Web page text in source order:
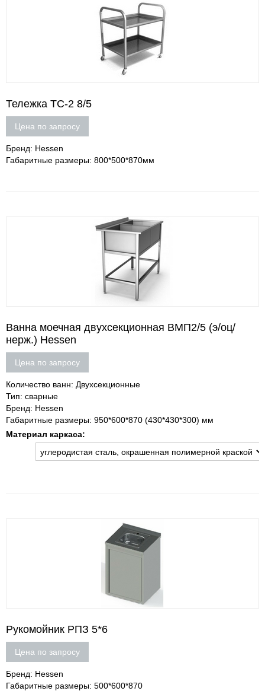
Тележка ТС-2 8/5
Цена по запросу
Бренд: Hessen
Габаритные размеры: 800*500*870мм
Ванна моечная двухсекционная ВМП2/5 (э/оц/
нерж.) Hessen
Цена по запросу
Количество ванн: Двухсекционные
Тип: сварные
Бренд: Hessen
Габаритные размеры: 950*600*870 (430*430*300) мм
Материал каркаса:
Рукомойник РПЗ 5*6
Цена по запросу
Бренд: Hessen
Габаритные размеры: 500*600*870